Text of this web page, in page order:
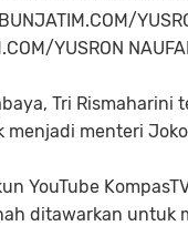
YUSRON
Tri Rismaharini
menjadi menteri
YouTube
ditawarkan untuk